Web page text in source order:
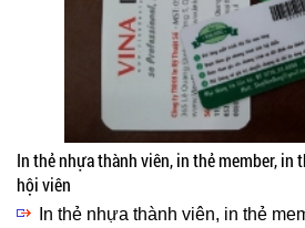
In thẻ nhựa thành viên, in thẻ member, in
hội viên
In thẻ nhựa thành viên, in thẻ